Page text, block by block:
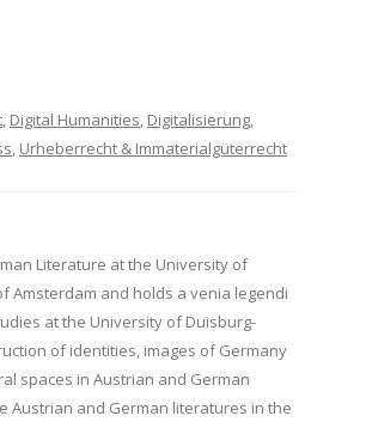
, Digital Humanities, Digitalisierung,
, Urheberrecht & Immaterialgüterrecht
Literature at the University of
Amsterdam and holds a venia legendi
at the University of Duisburg-
of identities, images of Germany
spaces in Austrian and German
Austrian and German literatures in the